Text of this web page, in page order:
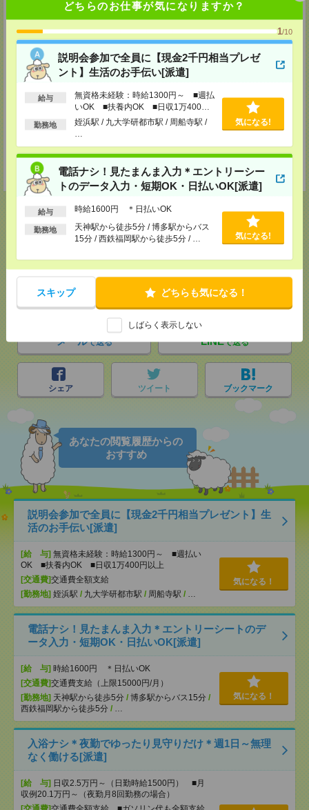
どちらのお仕事が気になりますか？
1/10
説明会参加で全員に【現金2千円相当プレゼ
ント】生活のお手伝い[派遣]
給与
無資格未経験：時給1300円～ ■週払
いOK ■扶養内OK ■日収1万400円
以上
勤務地
姪浜駅 / 九大学研都市駅 / 周船寺駅 /
気になる!
電話ナシ！見たまんま入力＊エントリーシー
トのデータ入力・短期OK・日払いOK[派遣]
給与 時給1600円 ＊日払いOK
勤務地
天神駅から徒歩5分 / 博多駅からバス
15分 / 西鉄福岡駅から徒歩5分 / …
気になる!
スキップ どちらも気になる！
しばらく表示しない
メディカルケア事業部 小倉オフィス
TEL：0120-802-274
MAIL： tenshoku@nikken-ts.jp
担当：採用担当
熊本県熊本市中央区花畑町1-7 MY熊本ビル2F 2-3号室
TEL：0120-917-473
MAIL：tenshoku@nikken-ts.jp
担当：採用担当
登録交通費
★今ならご来社登録でQUOカード2000円分をプレゼント中★
応募ページへ
気になる！ 電話応募
メールで送る LINEで送る
シェア ツイート ブックマーク
あなたの閲覧履歴からの
おすすめ
説明会参加で全員に【現金2千円相当プレゼント】生
活のお手伝い[派遣]
[給 与] 無資格未経験：時給1300円～ ■週払い
OK ■扶養内OK ■日収1万400円以上
[交通費]交通費全額支給
[勤務地] 姪浜駅 / 九大学研都市駅 / 周船寺駅 / …
気になる！
電話ナシ！見たまんま入力＊エントリーシートのデ
ータ入力・短期OK・日払いOK[派遣]
[給 与] 時給1600円 ＊日払いOK
[交通費]交通費支給（上限15000円/月）
[勤務地] 天神駅から徒歩5分 / 博多駅からバス15分 /
西鉄福岡駅から徒歩5分 / …
気になる！
入浴ナシ＊夜勤でゆったり見守りだけ＊週1日～無理
なく働ける[派遣]
[給 与] 日収2.5万円～（日勤時給1500円） ■月
収例20.1万円～（夜勤月8回勤務の場合）